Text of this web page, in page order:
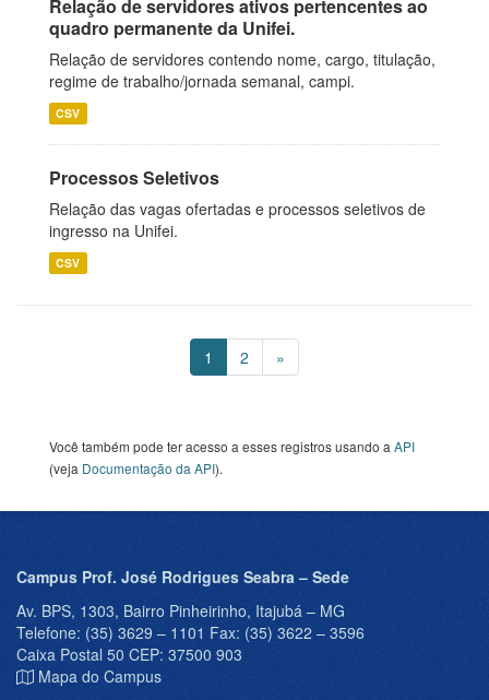
Relação de servidores ativos pertencentes ao
quadro permanente da Unifei.
Relação de servidores contendo nome, cargo, titulação,
regime de trabalho/jornada semanal, campi.
CSV
Processos Seletivos
Relação das vagas ofertadas e processos seletivos de
ingresso na Unifei.
CSV
1 2 »
Você também pode ter acesso a esses registros usando a API
(veja Documentação da API).
Campus Prof. José Rodrigues Seabra – Sede
Av. BPS, 1303, Bairro Pinheirinho, Itajubá – MG
Telefone: (35) 3629 – 1101 Fax: (35) 3622 – 3596
Caixa Postal 50 CEP: 37500 903
Mapa do Campus